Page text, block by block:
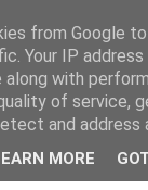
from Google
Your IP
along with
of service,
and address
MORE